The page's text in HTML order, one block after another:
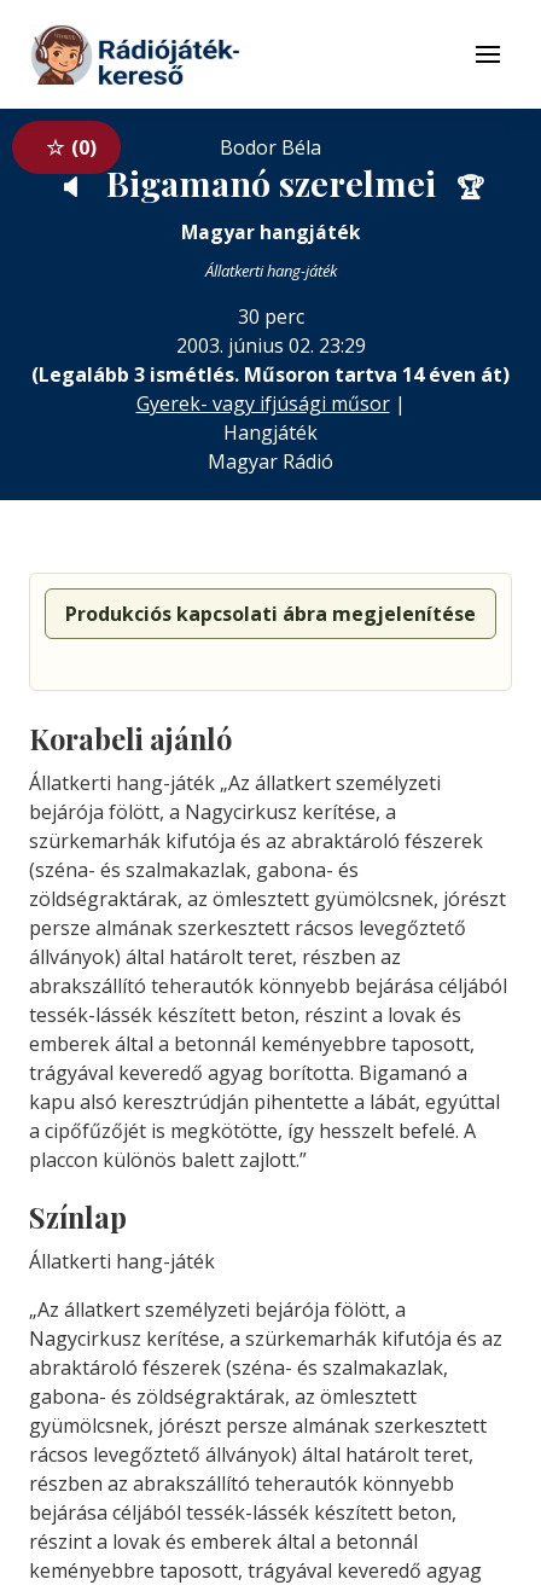
Tovább a tartalomhoz
Menü
0 Bodor Béla
🔈 Bigamanó szerelmei 🏆
Magyar hangjáték
Állatkerti hang-játék
30 perc
2003. június 02. 23:29
(Legalább 3 ismétlés. Műsoron tartva 14 éven át)
Gyerek- vagy ifjúsági műsor|
Hangjáték
Magyar Rádió
Produkciós kapcsolati ábra megjelenítése
Korabeli ajánló
Állatkerti hang-játék „Az állatkert személyzeti
bejárója fölött, a Nagycirkusz kerítése, a
szürkemarhák kifutója és az abraktároló fészerek
(széna- és szalmakazlak, gabona- és
zöldségraktárak, az ömlesztett gyümölcsnek, jórészt
persze almának szerkesztett rácsos levegőztető
állványok) által határolt teret, részben az
abrakszállító teherautók könnyebb bejárása céljából
tessék-lássék készített beton, részint a lovak és
emberek által a betonnál keményebbre taposott,
trágyával keveredő agyag borította. Bigamanó a
kapu alsó keresztrúdján pihentette a lábát, egyúttal
a cipőfűzőjét is megkötötte, így hesszelt befelé. A
placcon különös balett zajlott.”
Színlap
Állatkerti hang-játék
„Az állatkert személyzeti bejárója fölött, a
Nagycirkusz kerítése, a szürkemarhák kifutója és az
abraktároló fészerek (széna- és szalmakazlak,
gabona- és zöldségraktárak, az ömlesztett
gyümölcsnek, jórészt persze almának szerkesztett
rácsos levegőztető állványok) által határolt teret,
részben az abrakszállító teherautók könnyebb
bejárása céljából tessék-lássék készített beton,
részint a lovak és emberek által a betonnál
keményebbre taposott, trágyával keveredő agyag